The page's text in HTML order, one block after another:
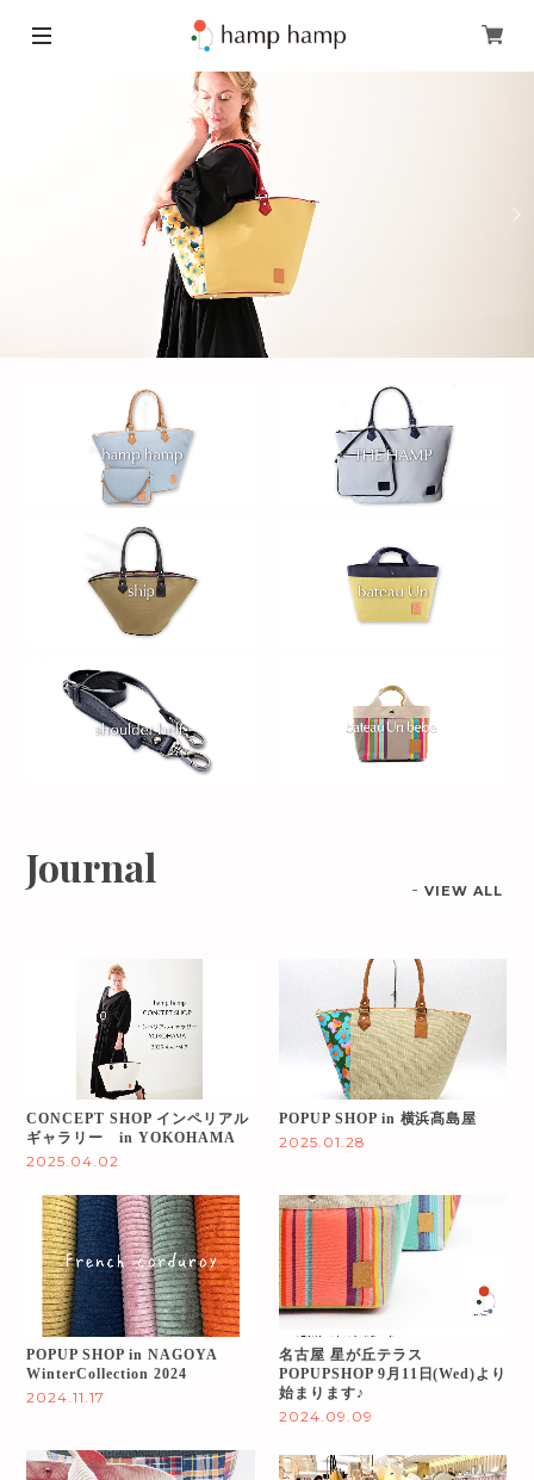
Journal VIEW ALL
CONCEPT SHOP インペリアル
ギャラリー in YOKOHAMA
2025.04.02
POPUP SHOP in 横浜髙島屋
2025.01.28
POPUP SHOP in NAGOYA
WinterCollection 2024
2024.11.17
名古屋 星が丘テラス
POPUPSHOP 9月11日(Wed)より
始まります♪
2024.09.09